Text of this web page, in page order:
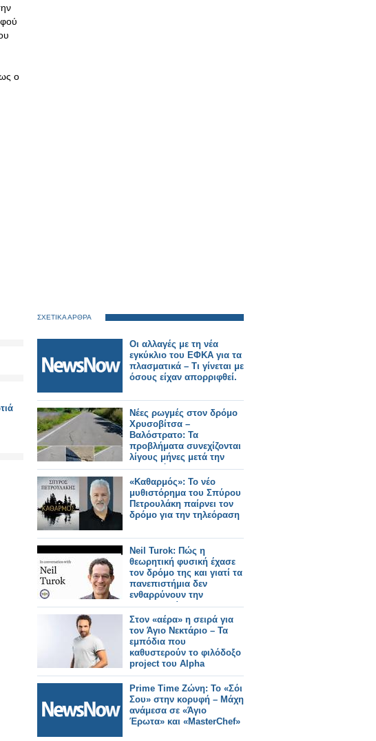
ο
ΣΧΕΤΙΚΑ ΑΡΘΡΑ
Οι αλλαγές με τη νέα
εγκύκλιο του ΕΦΚΑ για τα
πλασματικά – Τι γίνεται με
όσους είχαν απορριφθεί.
Νέες ρωγμές στον δρόμο
Χρυσοβίτσα –
Βαλόστρατο: Τα
προβλήματα συνεχίζονται
λίγους μήνες μετά την
ασφαλτόστρωση
«Καθαρμός»: Το νέο
μυθιστόρημα του Σπύρου
Πετρουλάκη παίρνει τον
δρόμο για την τηλεόραση
Neil Turok: Πώς η
θεωρητική φυσική έχασε
τον δρόμο της και γιατί τα
πανεπιστήμια δεν
ενθαρρύνουν την
πρωτοτυπία
Στον «αέρα» η σειρά για
τον Άγιο Νεκτάριο – Τα
εμπόδια που
καθυστερούν το φιλόδοξο
project του Alpha
Prime Time Ζώνη: Το «Σόι
Σου» στην κορυφή – Μάχη
ανάμεσα σε «Άγιο
Έρωτα» και «MasterChef»